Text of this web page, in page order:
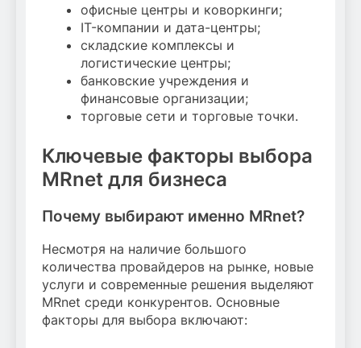
офисные центры и коворкинги;
IT-компании и дата-центры;
складские комплексы и
логистические центры;
банковские учреждения и
финансовые организации;
торговые сети и торговые точки.
Ключевые факторы выбора
MRnet для бизнеса
Почему выбирают именно MRnet?
Несмотря на наличие большого
количества провайдеров на рынке, новые
услуги и современные решения выделяют
MRnet среди конкурентов. Основные
факторы для выбора включают: